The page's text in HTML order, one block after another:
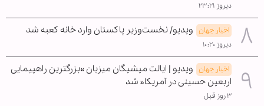
دیروز ۲۳:۲۱
اخبار جهان ویدیو/ نخست‌وزیر پاکستان وارد خانه کعبه شد
دیروز ۱۰:۲۰
اخبار جهان ویدیو | ایالت میشیگان میزبان »بزرگترین راهپیمایی
اربعین حسینی در آمریکا« شد
۳ روز قبل